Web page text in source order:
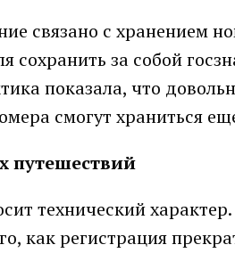
связано с хранением
сохранить за собой
показала, что
смогут храниться
путешествий
технический
как регистрация